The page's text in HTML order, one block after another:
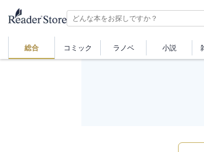
総合 コミック ラノベ 小説